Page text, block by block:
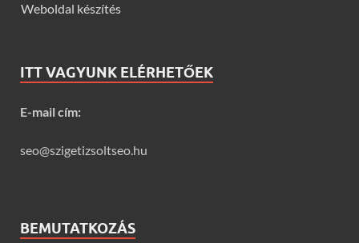
Weboldal készítés
ITT VAGYUNK ELÉRHETŐEK
E-mail cím:
seo@szigetizsoltseo.hu
BEMUTATKOZÁS